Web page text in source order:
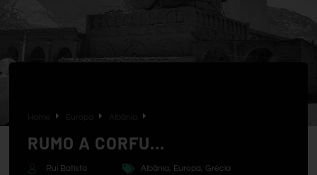
Europa
RUMO A CORFU…
Rui Batista Albânia, Europa, Grécia